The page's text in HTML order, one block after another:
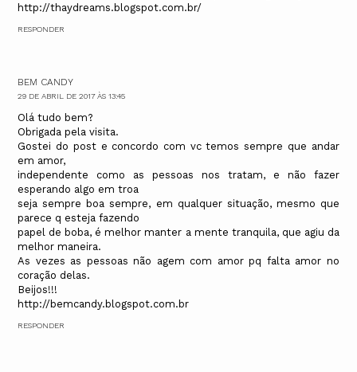
http://thaydreams.blogspot.com.br/
RESPONDER
BEM CANDY
29 DE ABRIL DE 2017 ÀS 13:45
Olá tudo bem?
Obrigada pela visita.
Gostei do post e concordo com vc temos sempre que andar
em amor,
independente como as pessoas nos tratam, e não fazer
esperando algo em troa
seja sempre boa sempre, em qualquer situação, mesmo que
parece q esteja fazendo
papel de boba, é melhor manter a mente tranquila, que agiu da
melhor maneira.
As vezes as pessoas não agem com amor pq falta amor no
coração delas.
Beijos!!!
http://bemcandy.blogspot.com.br
RESPONDER